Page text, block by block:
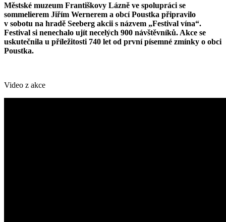
Městské muzeum Františkovy Lázně ve spolupráci se
sommelierem Jiřím Wernerem a obcí Poustka připravilo
v sobotu na hradě Seeberg akcii s názvem „Festival vína“.
Festival si nenechalo ujít necelých 900 návštěvníků. Akce se
uskutečnila u příležitosti 740 let od první písemné zmínky o obci
Poustka.
Video z akce